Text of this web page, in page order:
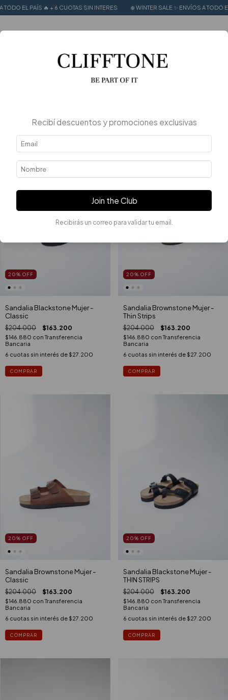
EL PAÍS 🔥 + 6 CUOTAS SIN INTERES ❄️ WINTER SALE ✨ ENVÍOS A TODO EL
20% OFF
Sandalia Blackstone Mujer -
Classic
$204.000 $163.200
$146.880 con Transferencia
Bancaria
6 cuotas sin interés de $27.200
COMPRAR
20% OFF
Sandalia Brownstone Mujer -
Thin Strips
$204.000 $163.200
$146.880 conTransferencia
Bancaria
6 cuotas sin interés de $27.200
COMPRAR
20% OFF
Sandalia Brownstone Mujer -
Classic
$204.000 $163.200
$146.880 con Transferencia
Bancaria
6 cuotas sin interés de $27.200
COMPRAR
20% OFF
Sandalia Blackstone Mujer -
THIN STRIPS
$204.000 $163.200
$146.880 conTransferencia
Bancaria
6 cuotas sin interés de $27.200
COMPRAR
Recibí descuentos y promociones exclusivas
Join the Club
Recibirás un correo para validar tu email.